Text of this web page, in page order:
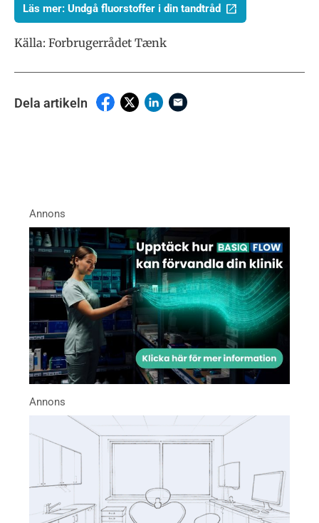
Läs mer: Undgå fluorstoffer i din tandtråd
Källa: Forbrugerrådet Tænk
Dela artikeln